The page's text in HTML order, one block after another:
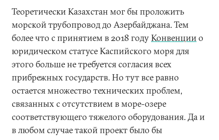
Теоретически Казахстан мог бы проложить
морской трубопровод до Азербайджана. Тем
более что с принятием в 2018 годуКонвенциио
юридическом статусе Каспийского моря для
этого больше не требуется согласия всех
прибрежных государств. Но тут все равно
остается множество технических проблем,
связанных с отсутствием в море-озере
соответствующего тяжелого оборудования. Да и
в любом случае такой проект было бы